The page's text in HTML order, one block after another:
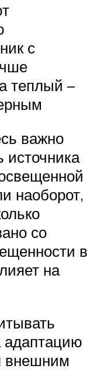
с
теплый –
важно
источника
наоборот,
со
в
на
адаптацию
внешним